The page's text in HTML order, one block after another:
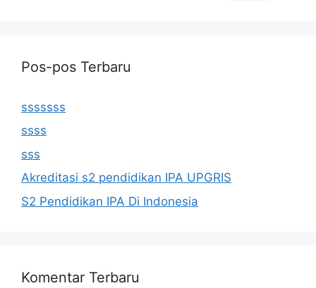
Pos-pos Terbaru
sssssss
ssss
sss
Akreditasi s2 pendidikan IPA UPGRIS
S2 Pendidikan IPA Di Indonesia
Komentar Terbaru